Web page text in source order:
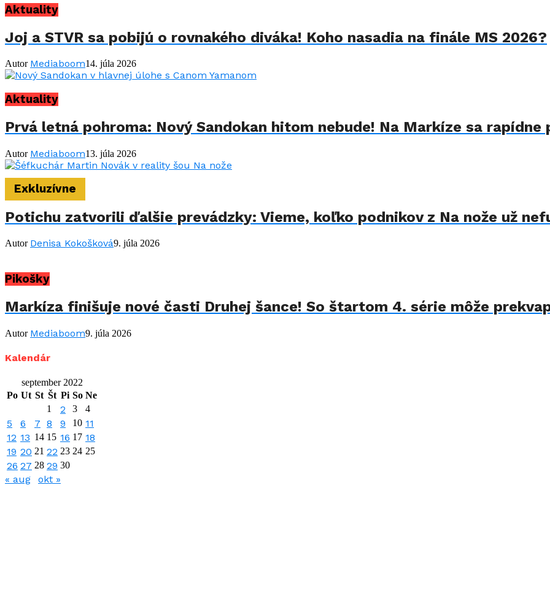
Aktuality
Joj a STVR sa pobijú o rovnakého diváka! Koho nasadia na finále MS 2026?
Autor Mediaboom14. júla 2026
Aktuality
Prvá letná pohroma: Nový Sandokan hitom nebude! Na Markíze sa rapídne
Autor Mediaboom13. júla 2026
Exkluzívne
Potichu zatvorili ďalšie prevádzky: Vieme, koľko podnikov z Na nože už
Autor Denisa Kokošková9. júla 2026
Pikošky
Markíza finišuje nové časti Druhej šance! So štartom 4. série môže
Autor Mediaboom9. júla 2026
Kalendár
september 2022
Po Ut St Št Pi So Ne
1
2 3 4
5 6 7 8 9 10 11
12 13 14 15 16 17 18
19 20 21 22 23 24 25
26 27 28 29 30
« aug okt »